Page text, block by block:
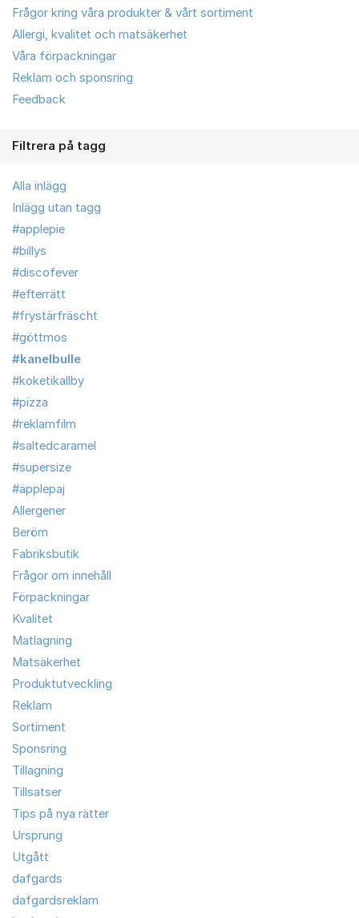
Frågor kring våra produkter & vårt sortiment
Allergi, kvalitet och matsäkerhet
Våra förpackningar
Reklam och sponsring
Feedback
Filtrera på tagg
Alla inlägg
Inlägg utan tagg
#applepie
#billys
#discofever
#efterrätt
#frystärfräscht
#göttmos
#kanelbulle
#koketikallby
#pizza
#reklamfilm
#saltedcaramel
#supersize
#äpplepaj
Allergener
Beröm
Fabriksbutik
Frågor om innehåll
Förpackningar
Kvalitet
Matlagning
Matsäkerhet
Produktutveckling
Reklam
Sortiment
Sponsring
Tillagning
Tillsatser
Tips på nya rätter
Ursprung
Utgått
dafgards
dafgardsreklam